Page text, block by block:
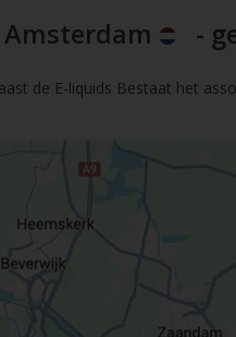
Amsterdam -
de E-liquids Bestaat het